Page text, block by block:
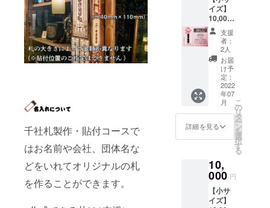
千社札製作・貼付コースで
はお名前や会社、団体名な
どをいれてオリジナルの札
を作ることができます。
じられ
ません
のでご
了承く
ださ
い。
りま
す。勝
手なが
らご支
援＝ご
許諾と
させて
いただ
きま
す。 ・
千社札
は支援
の御礼
来上が
りによ
る返
品・返
金など
きませ
ん。 ・
廊下へ
の貼付
の為、
千社札
が金具
屋の取
材、ロ
ケなど
で映り
込む場
合があ
らご支
援＝ご
許諾と
させて
いただ
由を備
考欄に
ご記載
下さ
い。 ・
公序良
俗に反
する文
字につ
いては
制作で
きませ
ん。 ・
廊下へ
の貼付
千社札
が金具
屋の取
材、ロ
ケなど
アドレ
ス、お
電話番
号をご
入力く
ださ
い。 ・
個人名
だけで
なく連
名、会
社名、
団体名
も可能
です。
し、本
人とは
無関係
な著名
人や著
のやり
取りを
いたし
ますの
で、お
間違え
の無い
よう
メール
アドレ
ス、お
電話番
号をご
入力く
ださ
個人名
だけで
なく連
名、会
社名、
ター。
渋響に
ご出演
以来、
何度も
渋温泉
に来て
いただ
いてい
る通称
「ピカ
チュー
です。
石巻市
活躍
中！ ※
ご注意
事項 ・
名入れ
をいれ
たり連
名にす
ること
も可能
です。
製作前
にデー
タで確
認して
いただ
きま
- デザイ
ナー：
文化研
究家、
平成レ
トロ提
を各1枚
をご住
所に送
付
※※※※※※
※※※※※※
※※※※※※
※※※※※
必ず
【備考
欄】に
名入れ
指定し
てくだ
※※※※※※
※※※※※※
※※※※※
名入れ
は肩書
具屋1階
廊下
（場所
の指定
はでき
ませ
ん） 名
前入り
札大・
中・小
を各4枚
ご住所
に送付
を各1枚
をご住
所に送
付
※※※※※※
いる音
楽イベ
ント音
泉温楽
の公式
デザイ
ン札。
ご支援
金の一
部は音
泉温楽
の運営
に使用
援御
礼』 オ
リジナ
ル名入
れ千社
イズ】
10,000
円 千社
札【流
紋の、
朱】小
サイズ
貼付 貼
付札寸
法：約
40mm
縦
110mm
概要：
屋』の
オリジ
ナルロ
ゴをメ
イン
支援
者：
2人
お届
け予
定：
2022
年07
月
詳細を見る
こ
の
リ
タ
ー
ン
を
選
択
す
る
10,
000 円
【小サ
イズ】